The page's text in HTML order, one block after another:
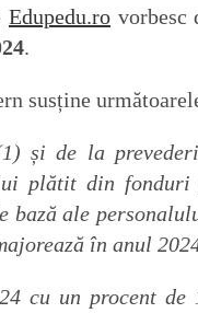
Edupedu.ro vorbesc
.
susține
și de la
plătit din
ale
în anul
cu un procent